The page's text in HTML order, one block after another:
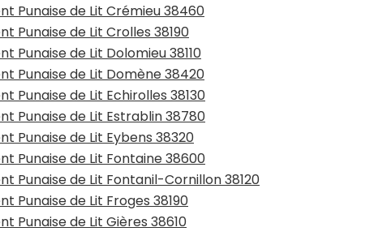
Punaise de Lit Crémieu 38460
Punaise de Lit Crolles 38190
Punaise de Lit Dolomieu 38110
Punaise de Lit Domène 38420
Punaise de Lit Echirolles 38130
Punaise de Lit Estrablin 38780
Punaise de Lit Eybens 38320
Punaise de Lit Fontaine 38600
Punaise de Lit Fontanil-Cornillon 38120
Punaise de Lit Froges 38190
Punaise de Lit Gières 38610